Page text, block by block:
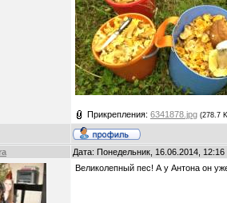
Прикрепления: 6341878.jpg (278.7
Дата: Понедельник, 16.06.2014,
Великолепный пес! А у Антона он